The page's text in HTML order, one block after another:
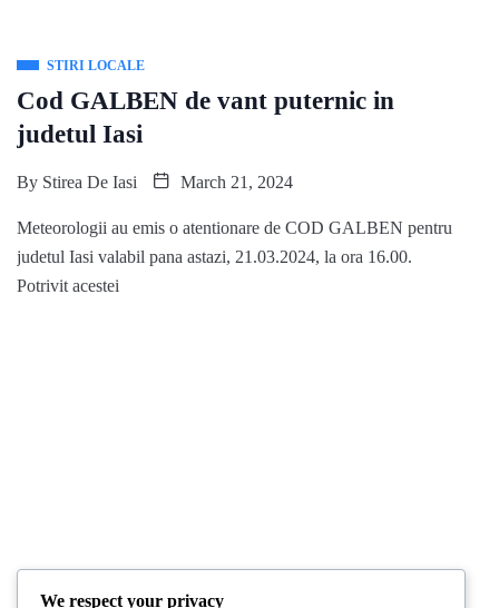
STIRI LOCALE
Cod GALBEN de vant puternic in
judetul Iasi
By Stirea De Iasi March 21, 2024
Meteorologii au emis o atentionare de COD GALBEN pentru
judetul Iasi valabil pana astazi, 21.03.2024, la ora 16.00.
Potrivit acestei
We respect your privacy